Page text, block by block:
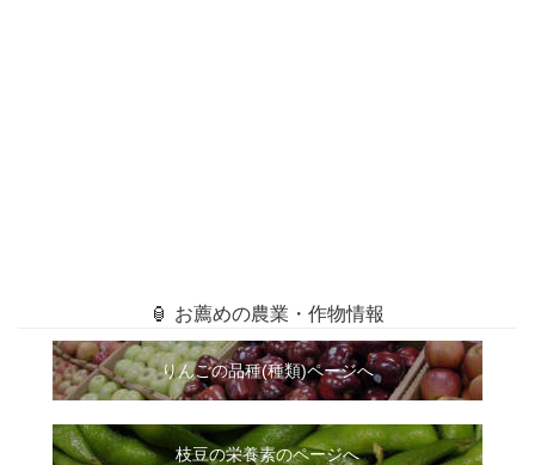
🏮 お薦めの農業・作物情報
りんごの品種(種類)ページへ
枝豆の栄養素のページへ